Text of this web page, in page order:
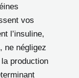
vos
l’insuline,
ne négligez
production